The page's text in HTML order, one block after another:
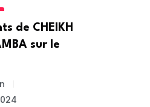
de CHEIKH
sur le